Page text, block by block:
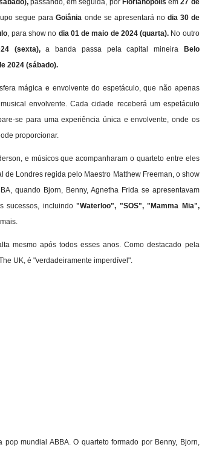
passando, em seguida, por Florianópolisem27 de
segue paraGoiânia onde se apresentará nodia 30 de
, para show no dia 01 de maio de 2024 (quarta). No outro
(sexta),a banda passa pela capital mineira
Belo
2024 (sábado).
mágica e envolvente do espetáculo, que não apenas
envolvente. Cada cidade receberá um espetáculo
se para uma experiência única e envolvente, onde os
proporcionar.
e músicos que acompanharam o quarteto entre eles
Londres regida pelo Maestro Matthew Freeman, o show
quando Bjorn, Benny, Agnetha Frida se apresentavam
sucessos, incluindo"Waterloo", "SOS", "Mamma Mia",
mesmo após todos esses anos. Como destacado pela
UK, é "verdadeiramente imperdível".
mundial ABBA. O quarteto formado por Benny, Bjorn,